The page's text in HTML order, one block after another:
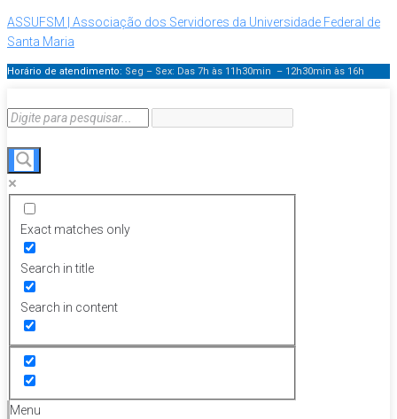
ASSUFSM | Associação dos Servidores da Universidade Federal de
Santa Maria
Horário de atendimento: Seg – Sex: Das 7h às 11h30min – 12h30min às 16h
Exact matches only
Search in title
Search in content
Menu